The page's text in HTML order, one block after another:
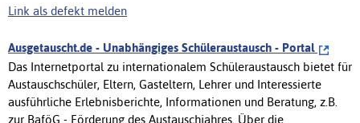
Link als defekt melden
Ausgetauscht.de - Unabhängiges Schüleraustausch - Portal
Das Internetportal zu internationalem Schüleraustausch bietet für
Austauschschüler, Eltern, Gasteltern, Lehrer und Interessierte
ausführliche Erlebnisberichte, Informationen und Beratung, z.B.
zur BaföG - Förderung des Austauschjahres. Über die